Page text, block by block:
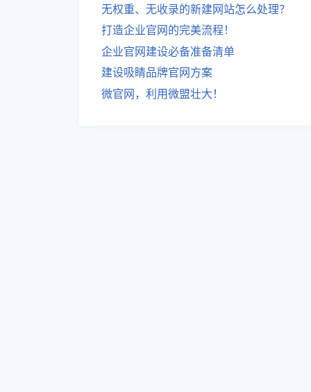
无权重、无收录的新建网站怎么处理？
打造企业官网的完美流程！
企业官网建设必备准备清单
建设吸睛品牌官网方案
微官网，利用微盟壮大！